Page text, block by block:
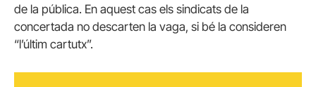
de la pública. En aquest cas els sindicats de la
concertada no descarten la vaga, si bé la consideren
“l’últim cartutx”.